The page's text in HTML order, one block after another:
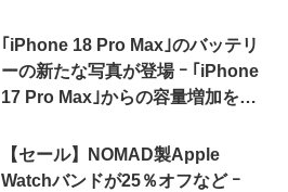
｢iPhone 18 Pro Max｣のバッテリ
ーの新たな写真が登場 ｰ ｢iPhone
17 Pro Max｣からの容量増加を確
【セール】NOMAD製Apple
Watchバンドが25％オフなど ｰ